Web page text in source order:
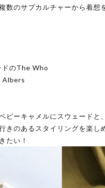
数のサブカルチャーから着想
ドのThe Who
Albers
ビーキャメルにスウェードと
きのあるスタイリングを楽し
たい！